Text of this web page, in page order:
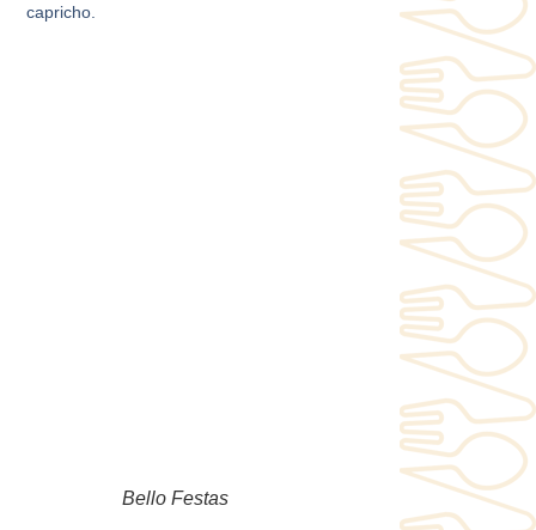
capricho.
Bello Festas